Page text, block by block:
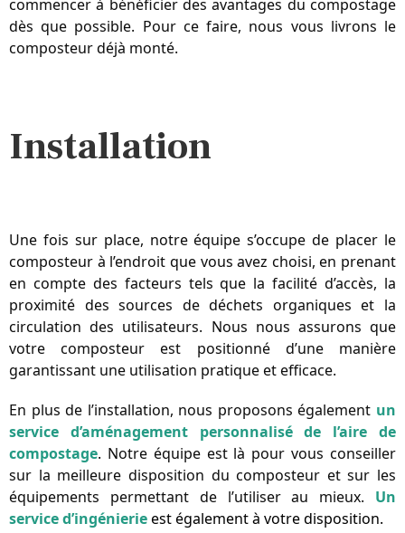
commencer à bénéficier des avantages du compostage
dès que possible. Pour ce faire, nous vous livrons le
composteur déjà monté.
Installation
Une fois sur place, notre équipe s’occupe de placer le
composteur à l’endroit que vous avez choisi, en prenant
en compte des facteurs tels que la facilité d’accès, la
proximité des sources de déchets organiques et la
circulation des utilisateurs. Nous nous assurons que
votre composteur est positionné d’une manière
garantissant une utilisation pratique et efficace.
En plus de l’installation, nous proposons également un
service d’aménagement personnalisé de l’aire de
compostage. Notre équipe est là pour vous conseiller
sur la meilleure disposition du composteur et sur les
équipements permettant de l’utiliser au mieux. Un
service d’ingénierie est également à votre disposition.